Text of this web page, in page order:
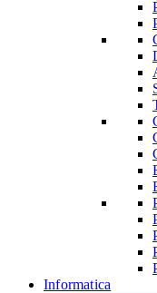
Informatica